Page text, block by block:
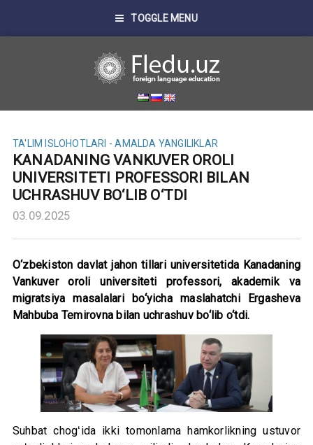
TOGGLE MENU
TA'LIM ISLOHOTLARI - AMALDA YANGILIKLAR
KANADANING VANKUVER OROLI
UNIVERSITETI PROFESSORI BILAN
UCHRASHUV BO‘LIB O‘TDI
03.09.2025
O‘zbekiston davlat jahon tillari universitetida Kanadaning
Vankuver oroli universiteti professori, akademik va
migratsiya masalalari bo‘yicha maslahatchi Ergasheva
Mahbuba Temirovna bilan uchrashuv bo‘lib o‘tdi.
Suhbat chogʻida ikki tomonlama hamkorlikning ustuvor